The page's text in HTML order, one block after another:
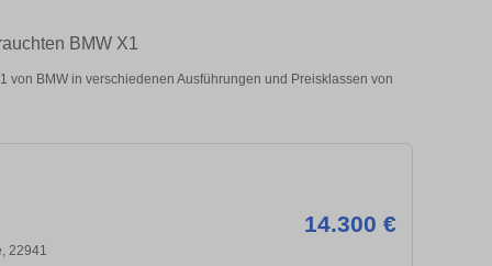
BMW X1
BMW in verschiedenen Ausführungen und Preisklassen von
14.300 €
22941